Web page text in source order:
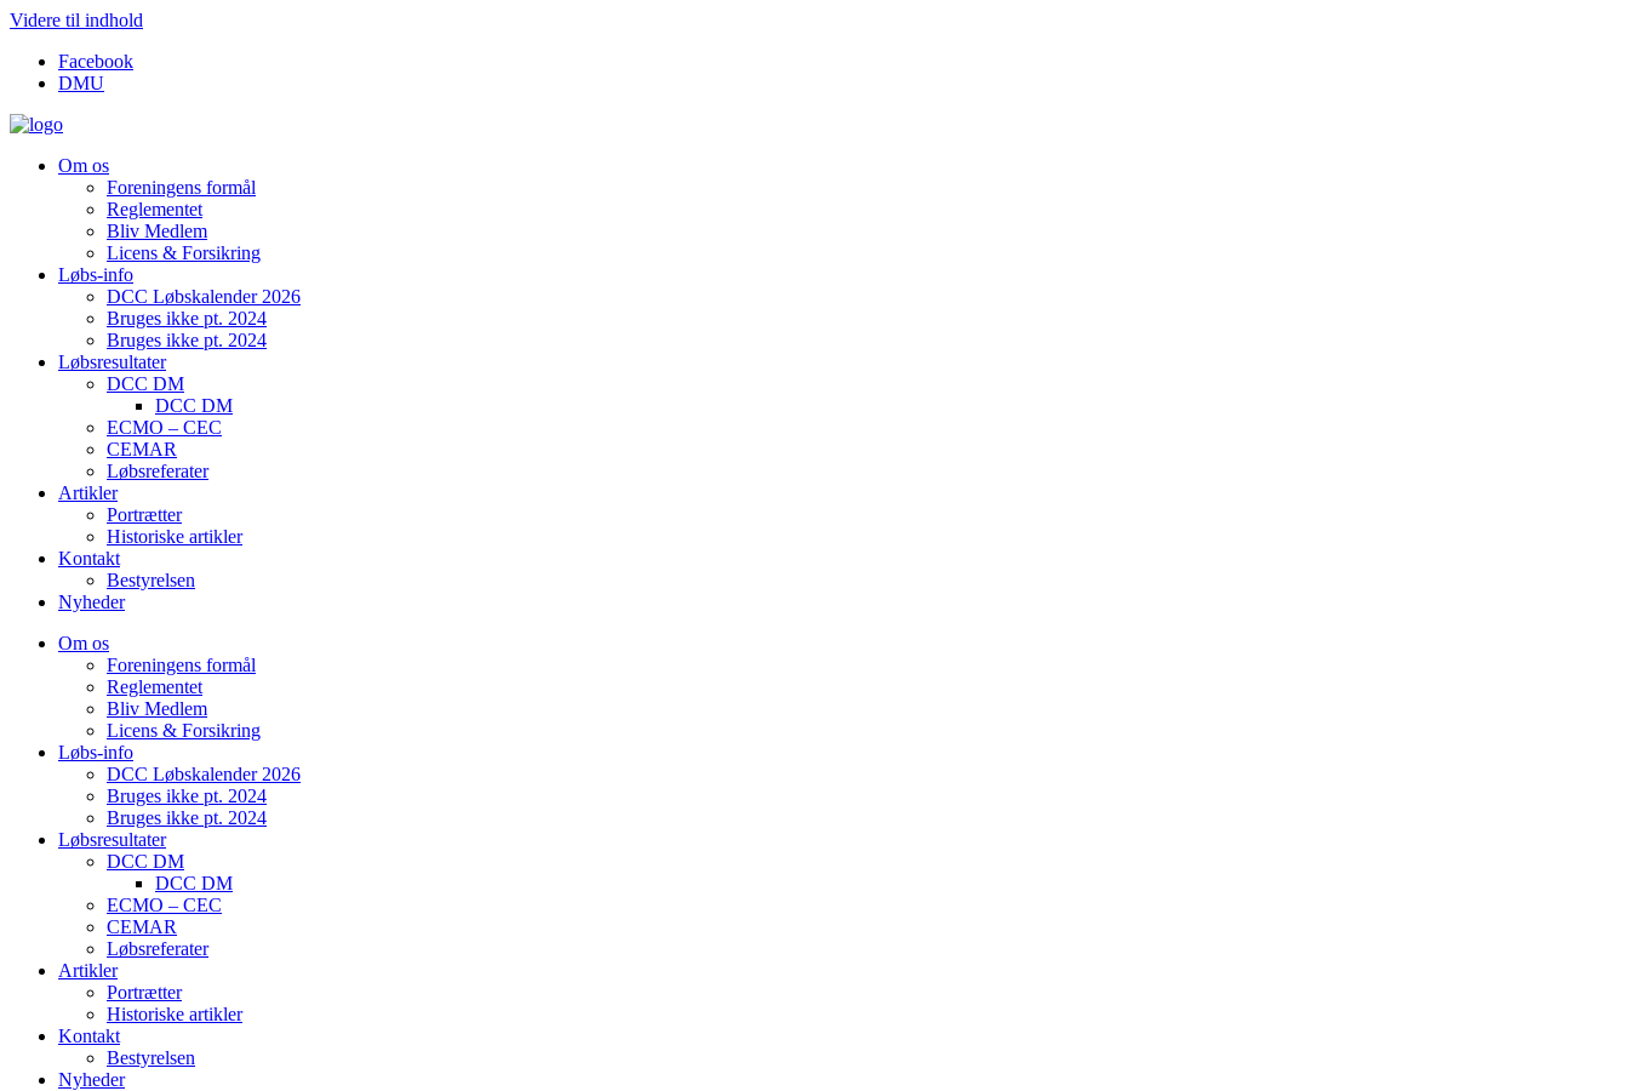
Videre til indhold
Facebook
DMU
Om os
Foreningens formål
Reglementet
Bliv Medlem
Licens & Forsikring
Løbs-info
DCC Løbskalender 2026
Bruges ikke pt. 2024
Bruges ikke pt. 2024
Løbsresultater
DCC DM
DCC DM
ECMO – CEC
CEMAR
Løbsreferater
Artikler
Portrætter
Historiske artikler
Kontakt
Bestyrelsen
Nyheder
Om os
Foreningens formål
Reglementet
Bliv Medlem
Licens & Forsikring
Løbs-info
DCC Løbskalender 2026
Bruges ikke pt. 2024
Bruges ikke pt. 2024
Løbsresultater
DCC DM
DCC DM
ECMO – CEC
CEMAR
Løbsreferater
Artikler
Portrætter
Historiske artikler
Kontakt
Bestyrelsen
Nyheder